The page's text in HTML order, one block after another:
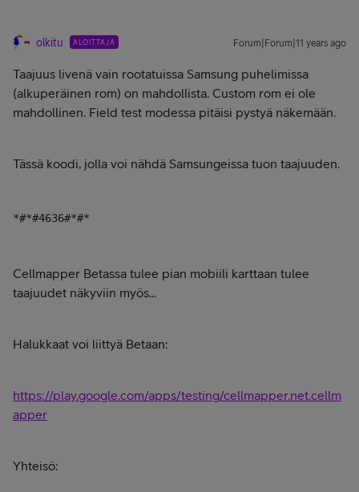
olkitu ALOITTAJA Forum|Forum|11 years ago
Taajuus livenä vain rootatuissa Samsung puhelimissa
(alkuperäinen rom) on mahdollista. Custom rom ei ole
mahdollinen. Field test modessa pitäisi pystyä näkemään.
Tässä koodi, jolla voi nähdä Samsungeissa tuon taajuuden.
*#*#4636#*#*
Cellmapper Betassa tulee pian mobiili karttaan tulee
taajuudet näkyviin myös...
Halukkaat voi liittyä Betaan:
https://play.google.com/apps/testing/cellmapper.net.cellm
apper
Yhteisö: